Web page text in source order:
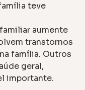
teve
aumente
transtornos
família. Outros
geral,
importante.